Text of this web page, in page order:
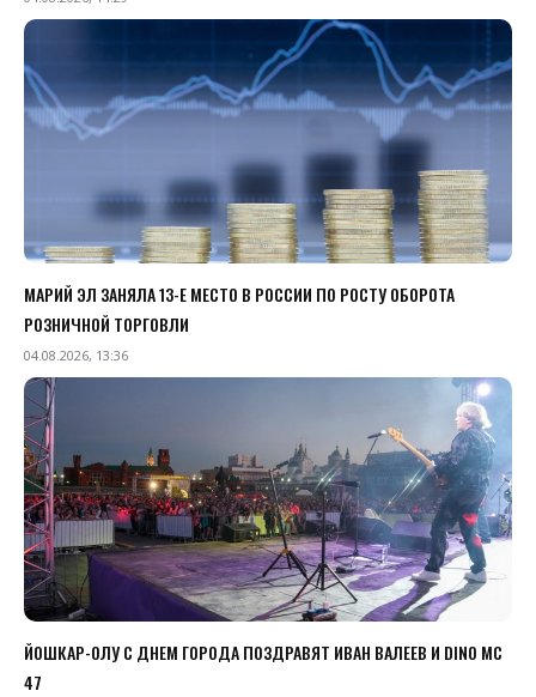
МАРИЙ ЭЛ ЗАНЯЛА 13-Е МЕСТО В РОССИИ ПО РОСТУ ОБОРОТА
РОЗНИЧНОЙ ТОРГОВЛИ
04.08.2026, 13:36
ЙОШКАР-ОЛУ С ДНЕМ ГОРОДА ПОЗДРАВЯТ ИВАН ВАЛЕЕВ И DINO MC
47